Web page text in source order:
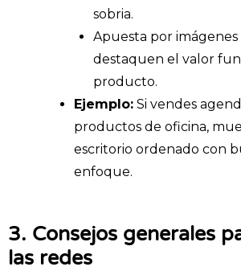
sobria.
Apuesta por
destaquen el valor
producto.
Ejemplo: Si vendes
productos de oficina,
escritorio ordenado con
enfoque.
3. Consejos generales
las redes